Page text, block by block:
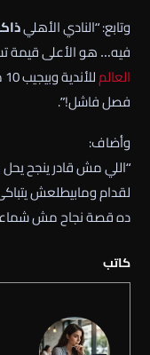
وتابع: “النادي الأهلي
فيه… هو الأعلى قيمة
العالم
فصل فاشل!”.
وأضاف:
“اللي مش قادر ينجح
لقدام ومابيطلعش
ده قصة نجاح مش
كاتب